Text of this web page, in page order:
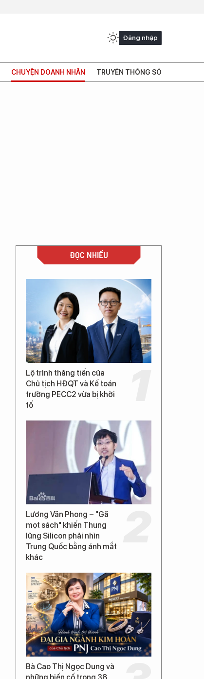
Đăng nhập
CHUYỆN DOANH NHÂN TRUYỀN THÔNG SỐ
ĐỌC NHIỀU
Lộ trình thăng tiến của
Chủ tịch HĐQT và Kế toán
trưởng PECC2 vừa bị khởi
tố
Lương Văn Phong – "Gã
mọt sách" khiến Thung
lũng Silicon phải nhìn
Trung Quốc bằng ánh mắt
khác
Bà Cao Thị Ngọc Dung và